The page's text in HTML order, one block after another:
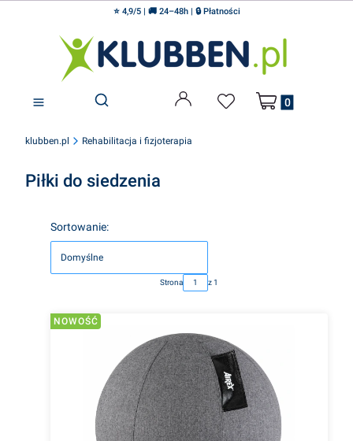
⭐ 4,9/5 | 🚚 24–48h | 🔒 Płatności
Otwórz wyszukiwarkę
Produkty w
klubben.pl Rehabilitacja i fizjoterapia
Piłki do siedzenia
Lista produktów
Sortowanie:
Domyślne
Strona z 1
NOWOŚĆ